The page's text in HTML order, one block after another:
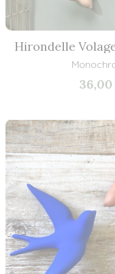
Hirondelle